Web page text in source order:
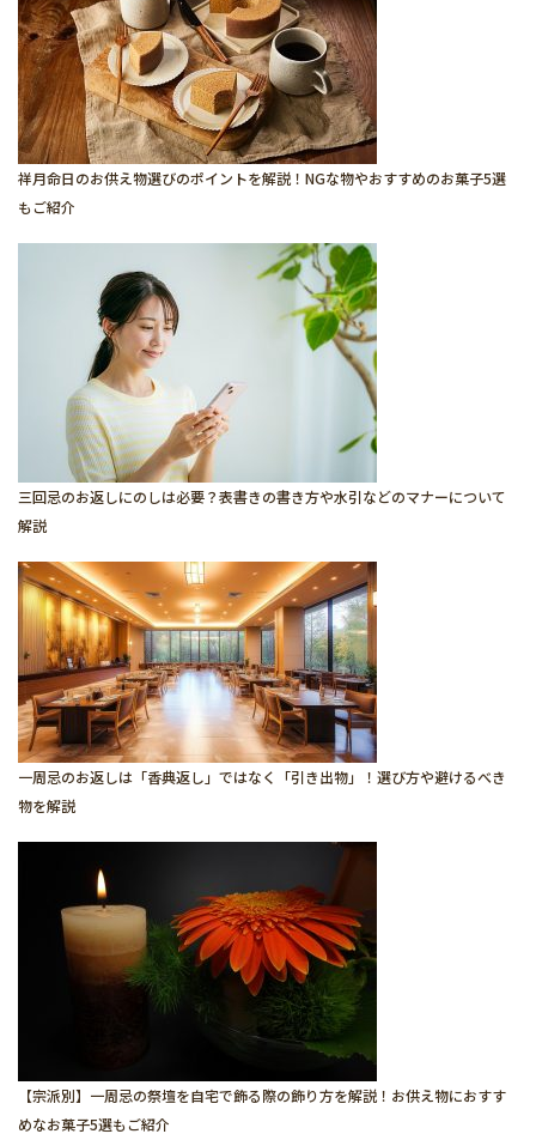
祥月命日のお供え物選びのポイントを解説！NGな物やおすすめのお菓子5選
もご紹介
三回忌のお返しにのしは必要？表書きの書き方や水引などのマナーについて
解説
一周忌のお返しは「香典返し」ではなく「引き出物」！選び方や避けるべき
物を解説
【宗派別】一周忌の祭壇を自宅で飾る際の飾り方を解説！お供え物におすす
めなお菓子5選もご紹介